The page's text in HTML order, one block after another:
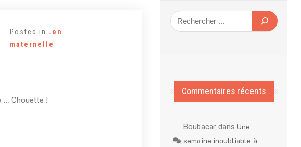
Posted in .en
maternelle
… Chouette !
Commentaires récents
BoubacardansUne
semaine inoubliable à